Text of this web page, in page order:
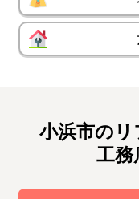
小浜市のリ
工務